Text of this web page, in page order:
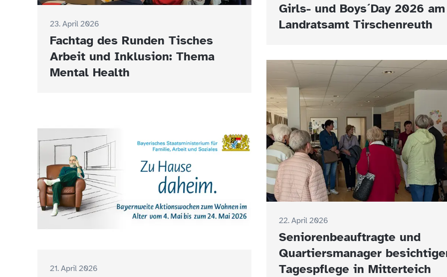
Girls- und Boys´Day 2026 am
Landratsamt Tirschenreuth
23. April 2026
Fachtag des Runden Tisches
Arbeit und Inklusion: Thema
Mental Health
22. April 2026
Seniorenbeauftragte und
Quartiersmanager
Tagespflege in Mitterteich
21. April 2026